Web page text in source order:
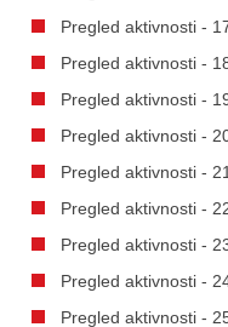
Pregled aktivnosti -
Pregled aktivnosti -
Pregled aktivnosti -
Pregled aktivnosti -
Pregled aktivnosti -
Pregled aktivnosti -
Pregled aktivnosti -
Pregled aktivnosti -
Pregled aktivnosti -